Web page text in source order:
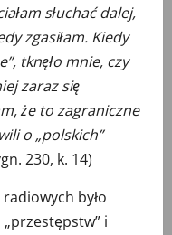
słuchać dalej,
zgasiłam. Kiedy
tknęło mnie, czy
zaraz się
że to zagraniczne
o „polskich”
230, k. 14)
było
i